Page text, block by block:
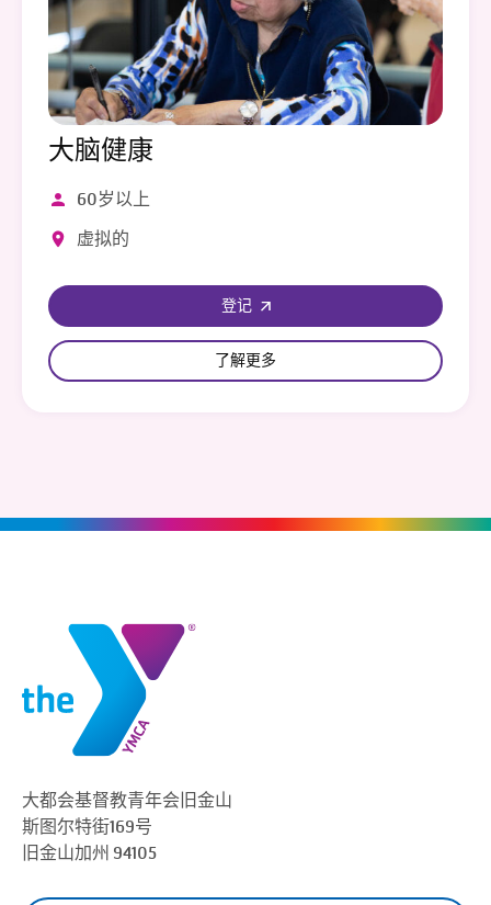
大脑健康
60岁以上
虚拟的
登记
了解更多
大都会基督教青年会 旧金山
斯图尔特街169号
旧金山加州 94105